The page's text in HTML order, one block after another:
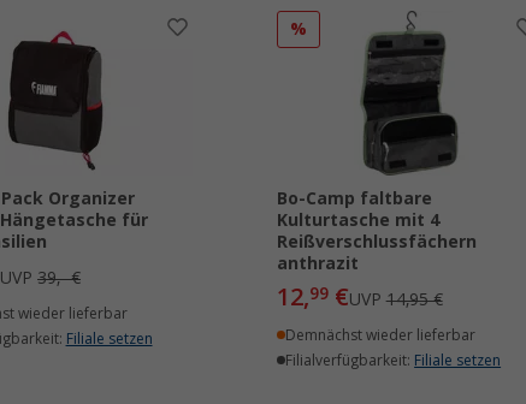
Organizer
für
UVP39,- €
wieder lieferbar
Filiale setzen
%
Bo-Camp faltbare
Kulturtasche mit 4
Reißverschlussfächern
anthrazit
12,99€UVP14,95 €
Demnächst wieder lieferbar
Filialverfügbarkeit: Filiale setzen